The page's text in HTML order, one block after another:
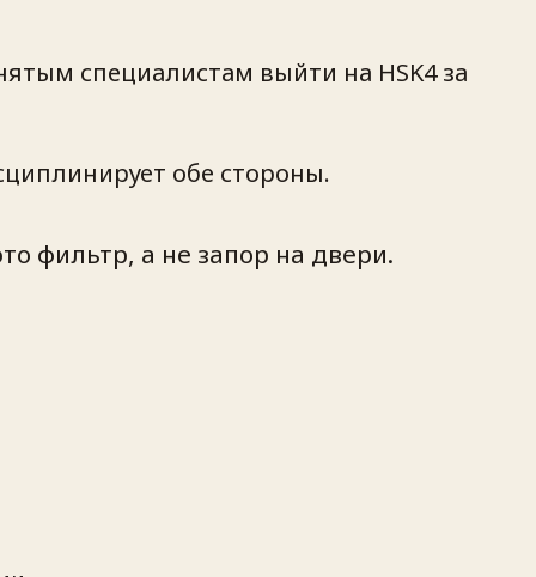
специалистам выйти на HSK4 за
обе стороны.
фильтр, а не запор на двери.